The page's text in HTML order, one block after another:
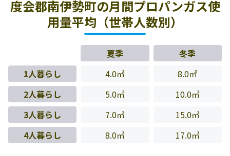
度会郡南伊勢町の月間プロパンガス使
用量平均（世帯人数別）
夏季
冬季
1人暮らし
4.0㎥
8.0㎥
2人暮らし
5.0㎥
10.0㎥
3人暮らし
7.0㎥
15.0㎥
4人暮らし
8.0㎥ 17.0㎥